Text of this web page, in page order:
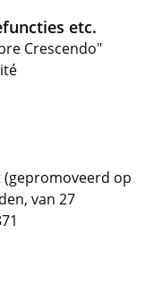
etc.
Crescendo"
(gepromoveerd op
van 27